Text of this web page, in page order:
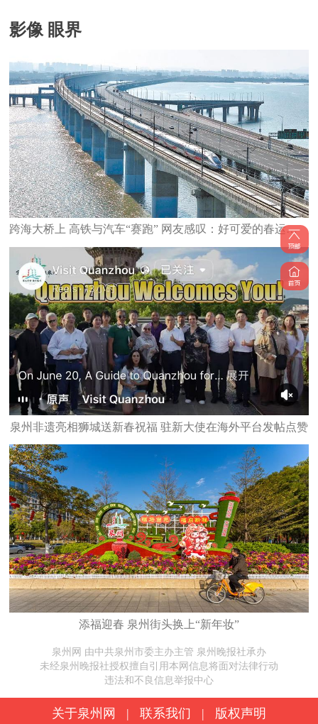
影像 眼界
跨海大桥上 高铁与汽车“赛跑” 网友感叹：好可爱的春运图景
泉州非遗亮相狮城送新春祝福 驻新大使在海外平台发帖点赞
添福迎春 泉州街头换上“新年妆”
泉州网 由中共泉州市委主办主管 泉州晚报社承办
未经泉州晚报社授权擅自引用本网信息将面对法律行动
违法和不良信息举报中心
关于泉州网 | 联系我们 | 版权声明